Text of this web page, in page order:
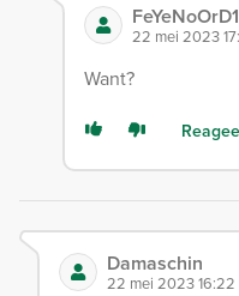
22 mei 2023
Want?
Damaschin
22 mei 2023 16:22